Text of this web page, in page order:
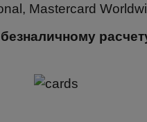
Mastercard